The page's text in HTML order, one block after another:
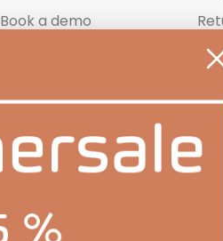
Book a demo